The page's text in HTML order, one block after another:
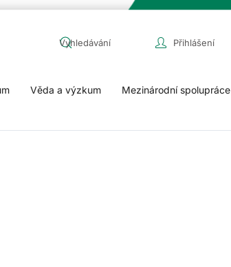
Přihlášení
Věda a výzkum Mezinárodní spolupráce